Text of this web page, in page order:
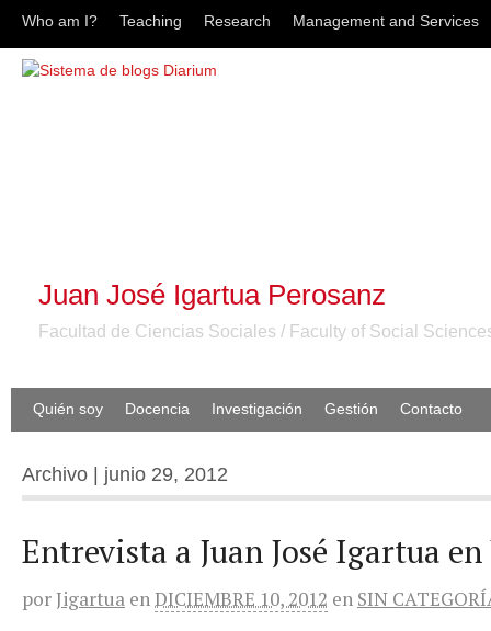
Who am I? Teaching Research Management and Services
Juan José Igartua Perosanz
Facultad de Ciencias Sociales / Faculty of Social
Quién soy Docencia Investigación Gestión Contacto
Archivo | junio 29, 2012
Entrevista a Juan José Igartua
porJigartua enDICIEMBRE 10, 2012 en SIN